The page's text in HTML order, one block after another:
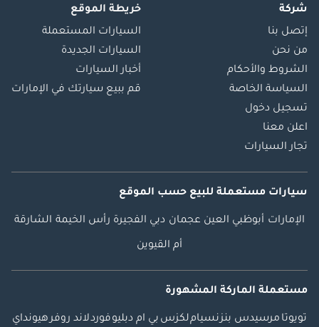
شركة
إتصل بنا
من نحن
الشروط والأحكام
السياسة الخاصة
تسجيل دخول
اعلن معنا
تجار السيارات
خريطة الموقع
السيارات المستعملة
السيارات الجديدة
أخبار السيارات
قم ببيع سيارتك في الإمارات
سيارات مستعملة للبيع حسب الموقع
الإمارات أبوظبي العين عجمان دبي الفجيرة رأس الخيمة الشارقة
أم القيوين
مستعملة الماركة المشهورة
تويوتا مرسيدس بنزنسياملكزس بي ام دبليوفوردلاند روفرهيونداي